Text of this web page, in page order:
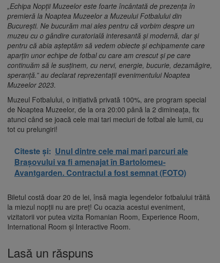
„Echipa Nopții Muzeelor este foarte încântată de prezența în
premieră la Noaptea Muzeelor a Muzeului Fotbalului din
București. Ne bucurăm mai ales pentru că vorbim despre un
muzeu cu o gândire curatorială interesantă și modernă, dar și
pentru că abia așteptăm să vedem obiecte și echipamente care
aparțin unor echipe de fotbal cu care am crescut și pe care
continuăm să le susținem, cu nervi, energie, bucurie, dezamăgire,
speranță.” au declarat reprezentații evenimentului Noaptea
Muzeelor 2023.
Muzeul Fotbalului, o inițiativă privată 100%, are program special
de Noaptea Muzeelor, de la ora 20:00 până la 2 dimineața, fix
atunci când se joacă cele mai tari meciuri de fotbal ale lumii, cu
tot cu prelungiri!
Citeste și: Unul dintre cele mai mari parcuri ale
Brașovului va fi amenajat în Bartolomeu-
Avantgarden. Contractul a fost semnat (FOTO)
Biletul costă doar 20 de lei, însă magia legendelor fotbalului trăită
la miezul nopții nu are preț! Cu ocazia acestui eveniment,
vizitatorii vor putea vizita Romanian Room, Experience Room,
International Room și Interactive Room.
Lasă un răspuns